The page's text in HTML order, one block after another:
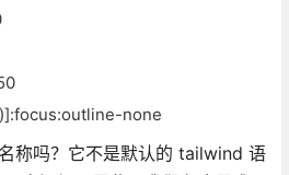
none
称吗？它不是默认的 tailwind 语